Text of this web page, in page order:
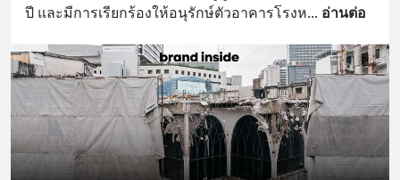
ปี และมีการเรียกร้องให้อนุรักษ์ตัวอาคารโรงห... อ่านต่อ